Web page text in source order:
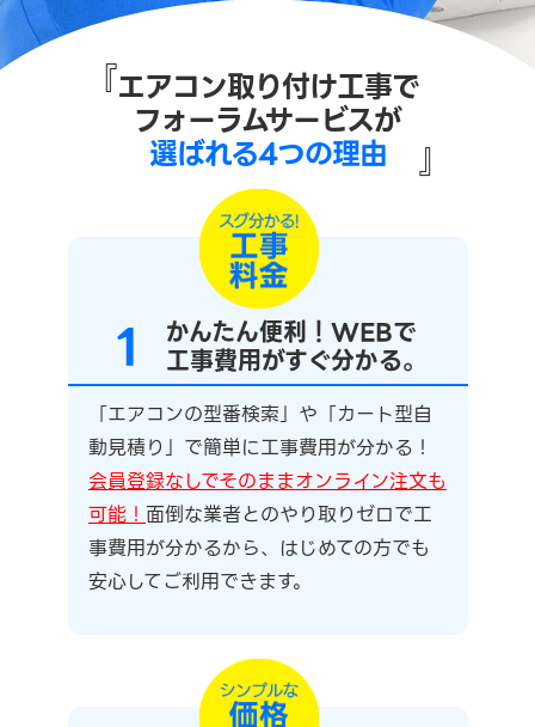
『エアコン取り付け工事で
フォーラムサービスが
選ばれる4つの理由 』
1 かんたん便利！WEBで
工事費用がすぐ分かる。
「エアコンの型番検索」や「カート型自
動見積り」で簡単に工事費用が分かる！
会員登録なしでそのままオンライン注文も
可能！面倒な業者とのやり取りゼロで工
事費用が分かるから、はじめての方でも
安心してご利用できます。